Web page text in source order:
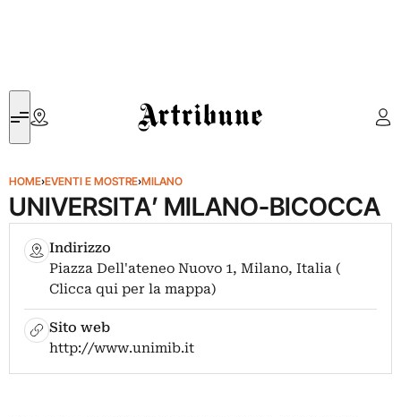
Artribune
HOME›EVENTI E MOSTRE›MILANO
UNIVERSITA’ MILANO-BICOCCA
Indirizzo
Piazza Dell'ateneo Nuovo 1, Milano, Italia (
Clicca qui per la mappa)
Sito web
http://www.unimib.it